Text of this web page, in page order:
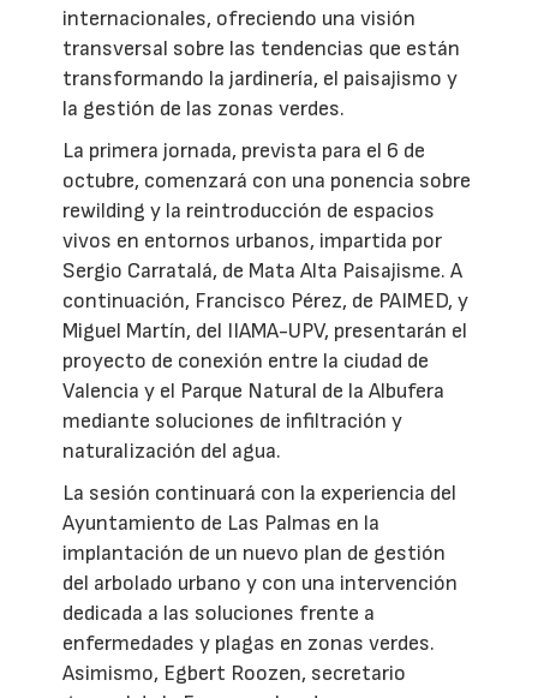
internacionales, ofreciendo una visión
transversal sobre las tendencias que están
transformando la jardinería, el paisajismo y
la gestión de las zonas verdes.
La primera jornada, prevista para el 6 de
octubre, comenzará con una ponencia sobre
rewilding y la reintroducción de espacios
vivos en entornos urbanos, impartida por
Sergio Carratalá, de Mata Alta Paisajisme. A
continuación, Francisco Pérez, de PAIMED, y
Miguel Martín, del IIAMA-UPV, presentarán el
proyecto de conexión entre la ciudad de
Valencia y el Parque Natural de la Albufera
mediante soluciones de infiltración y
naturalización del agua.
La sesión continuará con la experiencia del
Ayuntamiento de Las Palmas en la
implantación de un nuevo plan de gestión
del arbolado urbano y con una intervención
dedicada a las soluciones frente a
enfermedades y plagas en zonas verdes.
Asimismo, Egbert Roozen, secretario